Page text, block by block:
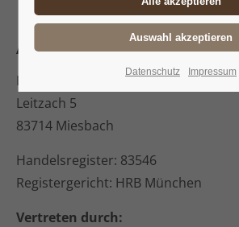
Angaben gemäß § 5 TMG
Fussböden Zehetmair GmbH
Leitzach 5
83714 Miesbach
Handelsregister: 83546
Registergericht: HRB München
Vertreten durch:
Datenschutz Impressum